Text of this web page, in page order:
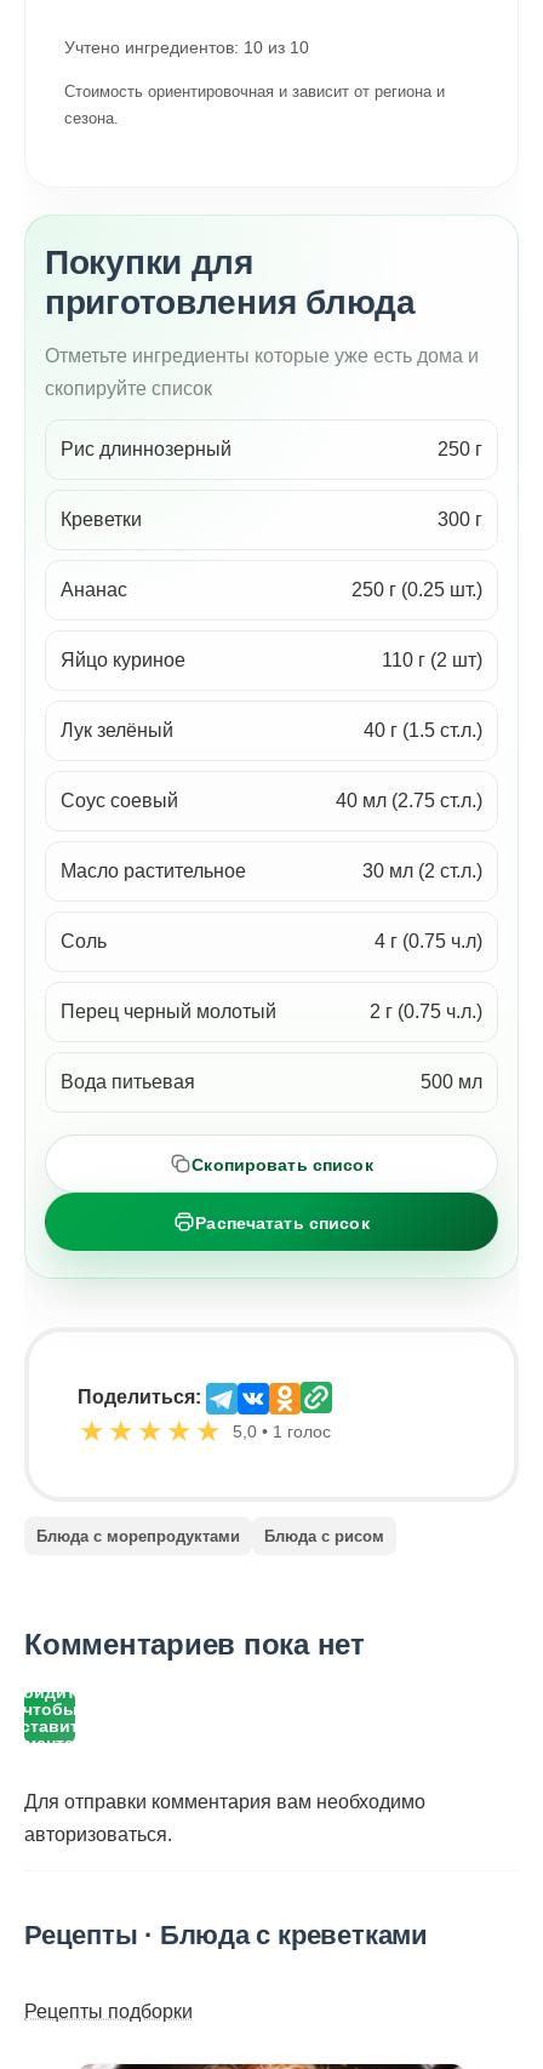
Учтено ингредиентов: 10 из 10
Стоимость ориентировочная и зависит от региона и
сезона.
Покупки для
приготовления блюда
Отметьте ингредиенты которые уже есть дома и
скопируйте список
Рис длиннозерный 250 г
Креветки 300 г
Ананас 250 г (0.25 шт.)
Яйцо куриное 110 г (2 шт)
Лук зелёный 40 г (1.5 ст.л.)
Соус соевый 40 мл (2.75 ст.л.)
Масло растительное 30 мл (2 ст.л.)
Соль 4 г (0.75 ч.л)
Перец черный молотый 2 г (0.75 ч.л.)
Вода питьевая 500 мл
Скопировать список
Распечатать список
Поделиться:
★ ★ ★ ★ ★ 5,0 • 1 голос
Блюда с морепродуктами Блюда с рисом
Комментариев пока нет
Войдите,
чтобы
оставить
Для отправки комментария вам необходимо
авторизоваться.
Рецепты · Блюда с креветками
Рецепты подборки